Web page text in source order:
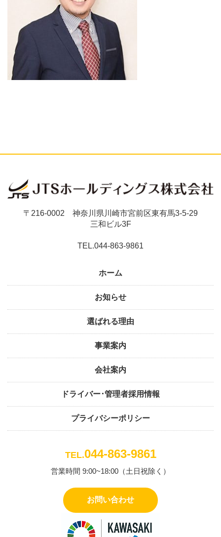
〒216-0002 神奈川県川崎市宮前区東有馬3-5-29
三和ビル3F
TEL.044-863-9861
ホーム
お知らせ
選ばれる理由
事業案内
会社案内
ドライバー･管理者採用情報
プライバシーポリシー
TEL.044-863-9861
営業時間 9:00~18:00（土日祝除く）
お問い合わせ